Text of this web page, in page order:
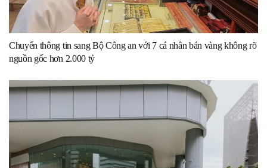
Chuyển thông tin sang Bộ Công an với 7 cá nhân bán vàng không rõ
nguồn gốc hơn 2.000 tỷ